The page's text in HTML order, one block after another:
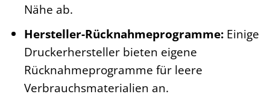
Nähe ab.
Hersteller-Rücknahmeprogramme:Einige
Druckerhersteller bieten eigene
Rücknahmeprogramme für leere
Verbrauchsmaterialien an.